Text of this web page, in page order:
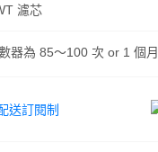
濾芯
器為 85～100 次 or 1 個月